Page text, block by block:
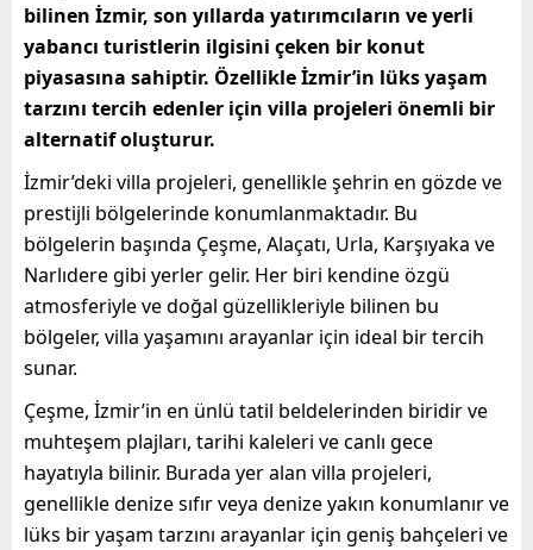
bilinen İzmir, son yıllarda yatırımcıların ve yerli
yabancı turistlerin ilgisini çeken bir konut
piyasasına sahiptir. Özellikle İzmir’in lüks yaşam
tarzını tercih edenler için villa projeleri önemli bir
alternatif oluşturur.
İzmir’deki villa projeleri, genellikle şehrin en gözde ve
prestijli bölgelerinde konumlanmaktadır. Bu
bölgelerin başında Çeşme, Alaçatı, Urla, Karşıyaka ve
Narlıdere gibi yerler gelir. Her biri kendine özgü
atmosferiyle ve doğal güzellikleriyle bilinen bu
bölgeler, villa yaşamını arayanlar için ideal bir tercih
sunar.
Çeşme, İzmir’in en ünlü tatil beldelerinden biridir ve
muhteşem plajları, tarihi kaleleri ve canlı gece
hayatıyla bilinir. Burada yer alan villa projeleri,
genellikle denize sıfır veya denize yakın konumlanır ve
lüks bir yaşam tarzını arayanlar için geniş bahçeleri ve